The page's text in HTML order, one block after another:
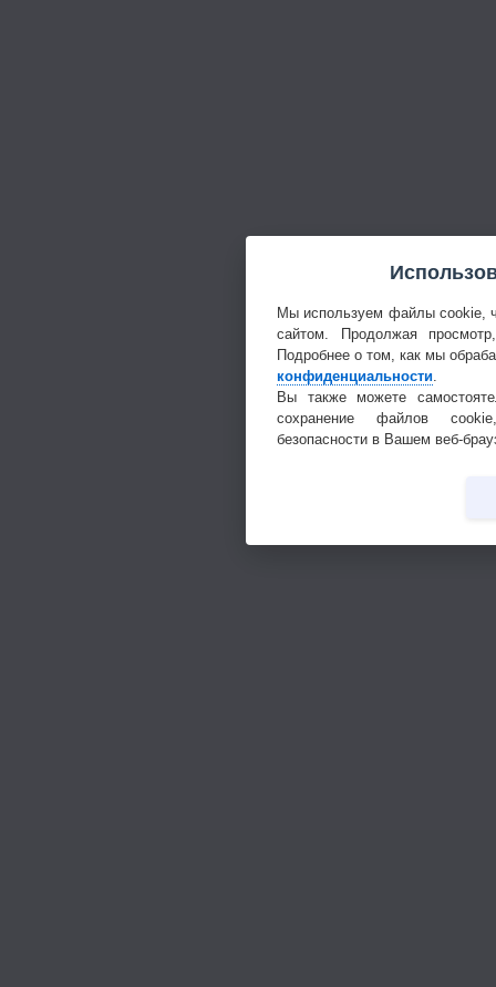
Мы используем файлы cookie,
сайтом. Продолжая
Подробнее о том, как мы
конфиденциальности
Вы также можете
сохранение файлов
безопасности в Вашем веб-